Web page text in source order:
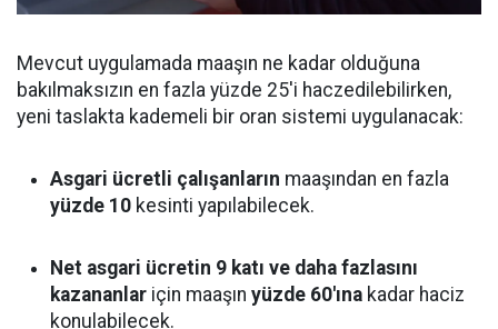
Mevcut uygulamada maaşın ne kadar olduğuna
bakılmaksızın en fazla yüzde 25'i haczedilebilirken,
yeni taslakta kademeli bir oran sistemi uygulanacak:
Asgari ücretli çalışanların maaşından en fazla
yüzde 10 kesinti yapılabilecek.
Net asgari ücretin 9 katı ve daha fazlasını
kazananlar için maaşın yüzde 60'ına kadar haciz
konulabilecek.